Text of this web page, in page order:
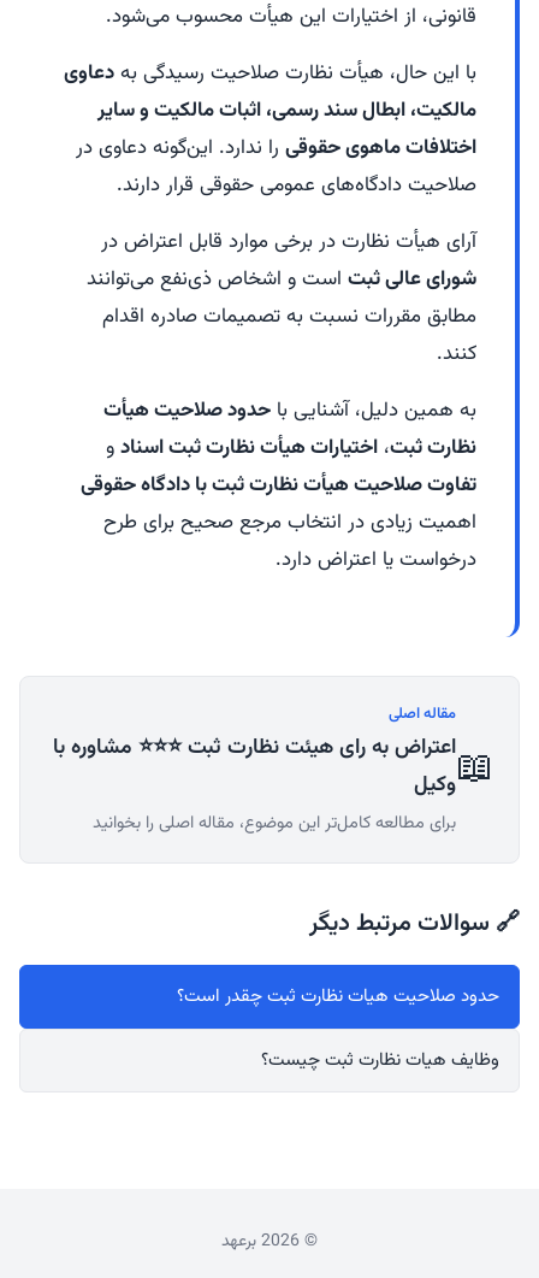
قانونی، از اختیارات این هیأت محسوب می‌شود.
با این حال، هیأت نظارت صلاحیت رسیدگی بهدعاوی
مالکیت، ابطال سند رسمی، اثبات مالکیت و سایر
اختلافات ماهوی حقوقی را ندارد. این‌گونه دعاوی در
صلاحیت دادگاه‌های عمومی حقوقی قرار دارند.
آرای هیأت نظارت در برخی موارد قابل اعتراض در
شورای عالی ثبت است و اشخاص ذی‌نفع می‌توانند
مطابق مقررات نسبت به تصمیمات صادره اقدام
کنند.
به همین دلیل، آشنایی با حدود صلاحیت هیأت
نظارت ثبت، اختیارات هیأت نظارت ثبت اسنادو
تفاوت صلاحیت هیأت نظارت ثبت با دادگاه حقوقی
اهمیت زیادی در انتخاب مرجع صحیح برای طرح
درخواست یا اعتراض دارد.
📖
مقاله اصلی
اعتراض به رای هیئت نظارت ثبت ⭐⭐⭐ مشاوره با
وکیل
برای مطالعه کامل‌تر این موضوع، مقاله اصلی را بخوانید
🔗 سوالات مرتبط دیگر
حدود صلاحیت هیات نظارت ثبت چقدر است؟
وظایف هیات نظارت ثبت چیست؟
© 2026 برعهد